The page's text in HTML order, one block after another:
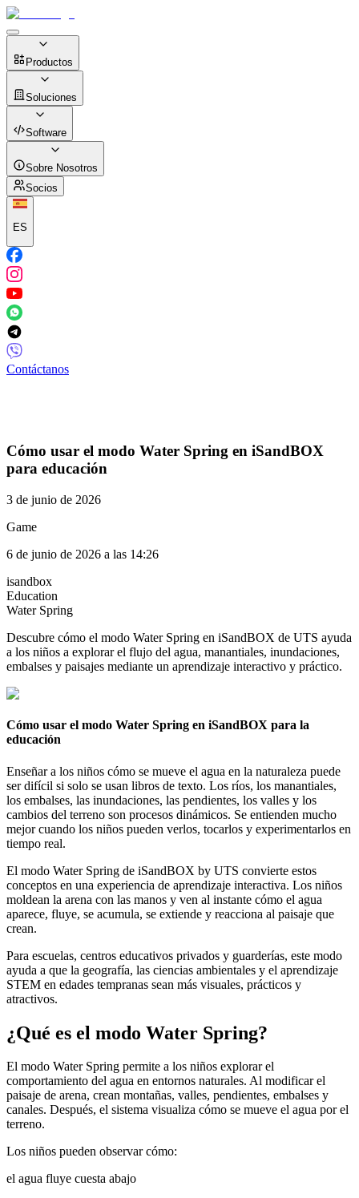
Productos
Soluciones
Software
Sobre Nosotros
Socios
ES
Contáctanos
Cómo usar el modo Water Spring en iSandBOX
para educación
3 de junio de 2026
Game
6 de junio de 2026 a las 14:26
isandbox
Education
Water Spring
Descubre cómo el modo Water Spring en iSandBOX de UTS ayuda
a los niños a explorar el flujo del agua, manantiales, inundaciones,
embalses y paisajes mediante un aprendizaje interactivo y práctico.
Cómo usar el modo Water Spring en iSandBOX para la
educación
Enseñar a los niños cómo se mueve el agua en la naturaleza puede
ser difícil si solo se usan libros de texto. Los ríos, los manantiales,
los embalses, las inundaciones, las pendientes, los valles y los
cambios del terreno son procesos dinámicos. Se entienden mucho
mejor cuando los niños pueden verlos, tocarlos y experimentarlos en
tiempo real.
El modo Water Spring de iSandBOX by UTS convierte estos
conceptos en una experiencia de aprendizaje interactiva. Los niños
moldean la arena con las manos y ven al instante cómo el agua
aparece, fluye, se acumula, se extiende y reacciona al paisaje que
crean.
Para escuelas, centros educativos privados y guarderías, este modo
ayuda a que la geografía, las ciencias ambientales y el aprendizaje
STEM en edades tempranas sean más visuales, prácticos y
atractivos.
¿Qué es el modo Water Spring?
El modo Water Spring permite a los niños explorar el
comportamiento del agua en entornos naturales. Al modificar el
paisaje de arena, crean montañas, valles, pendientes, embalses y
canales. Después, el sistema visualiza cómo se mueve el agua por el
terreno.
Los niños pueden observar cómo:
el agua fluye cuesta abajo